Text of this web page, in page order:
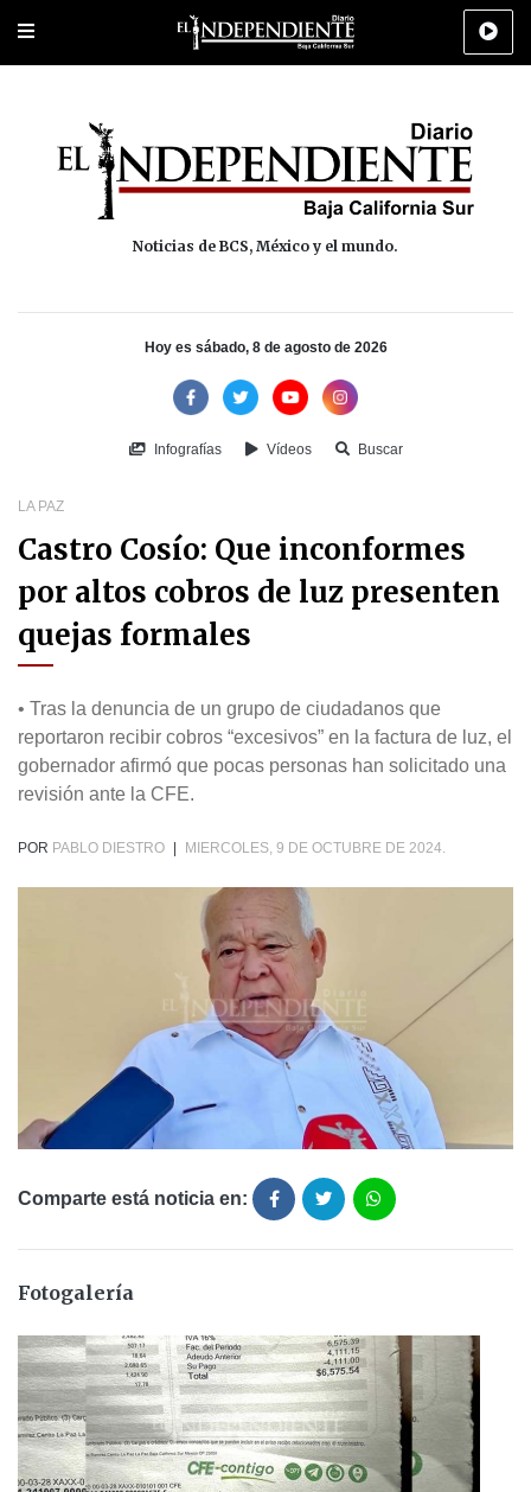
Portada Los Cabos Policiaca Deportes Cultura
Noticias de BCS, México y el mundo.
Hoy es sábado, 8 de agosto de 2026
Infografías Vídeos Buscar
LA PAZ
Castro Cosío: Que inconformes
por altos cobros de luz presenten
quejas formales
• Tras la denuncia de un grupo de ciudadanos que
reportaron recibir cobros “excesivos” en la factura de luz, el
gobernador afirmó que pocas personas han solicitado una
revisión ante la CFE.
POR PABLO DIESTRO MIERCOLES, 9 DE OCTUBRE DE 2024.
Comparte está noticia en:
Fotogalería